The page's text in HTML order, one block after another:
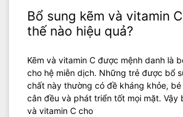
Bổ sung kẽm và vitamin
thế nào hiệu quả?
Kẽm và vitamin C được mệnh danh là
cho hệ miễn dịch. Những trẻ được bổ
chất này thường có đề kháng khỏe,
cân đều và phát triển tốt mọi mặt. Vậy
và vitamin C cho